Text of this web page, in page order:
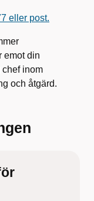
eller post.
emot din
inom
och åtgärd.